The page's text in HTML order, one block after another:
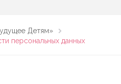
Детям»
персональных данных